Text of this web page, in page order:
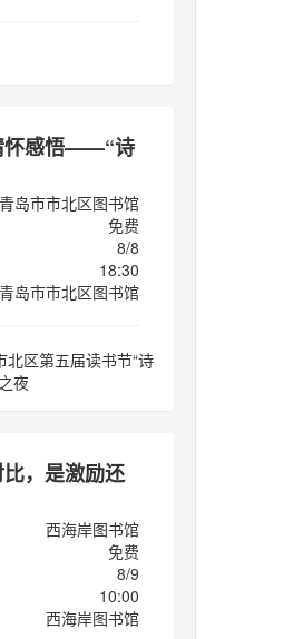
怀感悟——“诗
青岛市市北区图书馆
免费
8/8
18:30
青岛市市北区图书馆
北区第五届读书节“诗
夜
，是激励还
西海岸图书馆
免费
8/9
10:00
西海岸图书馆